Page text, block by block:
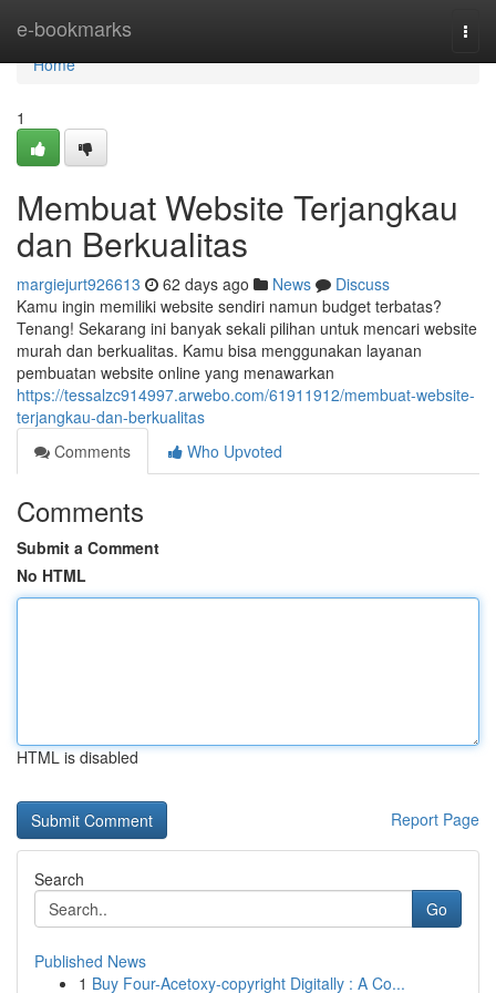
e-bookmarks
Home
Home
1
Membuat Website Terjangkau
dan Berkualitas
margiejurt926613 62 days ago News
Discuss
Kamu ingin memiliki website sendiri namun budget terbatas?
Tenang! Sekarang ini banyak sekali pilihan untuk mencari website
murah dan berkualitas. Kamu bisa menggunakan layanan
pembuatan website online yang menawarkan
https://tessalzc914997.arwebo.com/61911912/membuat-website-
terjangkau-dan-berkualitas
Comments
Who Upvoted
Comments
Submit a Comment
No HTML
HTML is disabled
Report Page
Search
Go
Published News
1 Buy Four-Acetoxy-copyright Digitally : A Co...